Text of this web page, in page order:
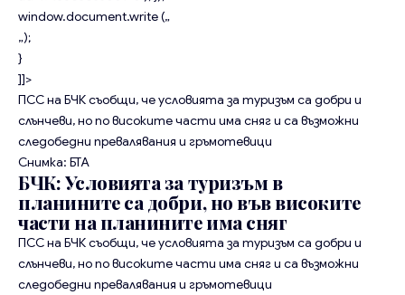
window.document.write („
„);
}
]]>
ПСС на БЧК съобщи, че условията за туризъм са добри и
слънчеви, но по високите части има сняг и са възможни
следобедни превалявания и гръмотевици
Снимка: БТА
БЧК: Условията за туризъм в
планините са добри, но във високите
части на планините има сняг
ПСС на БЧК съобщи, че условията за туризъм са добри и
слънчеви, но по високите части има сняг и са възможни
следобедни превалявания и гръмотевици